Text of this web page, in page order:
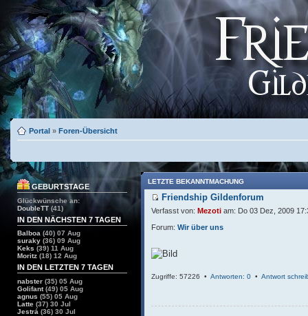
Portal » Foren-Übersicht
GEBURTSTAGE
Glückwünsche an:
DoubleTT (41)
IN DEN NÄCHSTEN 7 TAGEN
Balboa (40) 07 Aug
suraky (36) 09 Aug
Keks (39) 11 Aug
Moritz (18) 12 Aug
IN DEN LETZTEN 7 TAGEN
nabster (35) 05 Aug
Golifant(49) 05 Aug
agnus (55) 05 Aug
Latte (37) 30 Jul
Jestrá (36) 30 Jul
LETZTE BEKANNTMACHUNG
Friendship Gildenforum
Verfasst von: Mezoti am: Do 03 Dez, 2009
Forum: Wir über uns
Zugriffe: 57226 • Antworten: 0 • Antwort